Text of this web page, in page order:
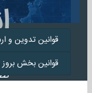
قوانین تدوین و
قوانین بخش بروز